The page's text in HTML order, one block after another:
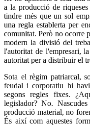
a la producció de
tindre més que un sol
una regla establerta per
comunitat. Però no ocorre
modern la divisió del
l'autoritat de l'empresari,
autoritat per a distribuir el
Sota el règim patriarcal,
feudal i corporatiu hi
segons regles fixes.
legislador? No.
producció material, no
És així com aquestes